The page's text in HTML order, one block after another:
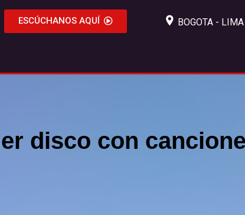
ESCÚCHANOS AQUÍ BOGOTA -
disco con